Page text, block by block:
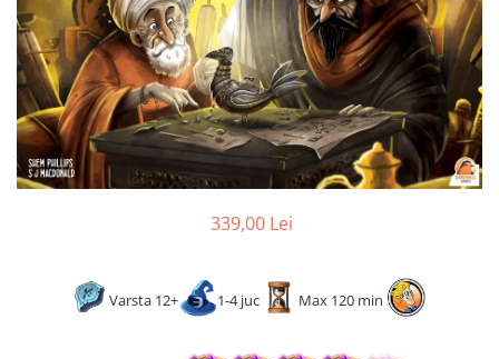
2 - 4 jucători
5 - 6 jucători
7+ jucători
Categoriile Noastre
Premiate internațional
Colecția personală
Ușor de invățat
Cele mai vândute
Durata de joc
339,00 Lei
Varsta 12+ 1-4 juc Max 120 min